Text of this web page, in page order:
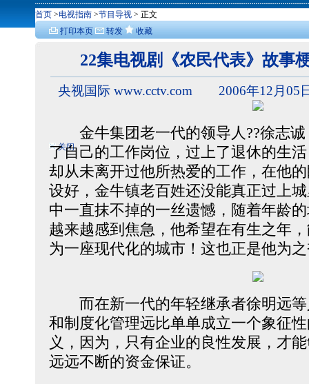
首页 >电视指南 >节目导视 > 正文
打印本页
转发 收藏
关闭
22集电视剧《农民代表》故事
央视国际 www.cctv.com 2006年12月05
金牛集团老一代的领导人??徐志诚
了自己的工作岗位，过上了退休的生
却从未离开过他所热爱的工作，在他
设好，金牛镇老百姓还没能真正过上
中一直抹不掉的一丝遗憾，随着年龄
越来越感到焦急，他希望在有生之年
为一座现代化的城市！这也正是他为
而在新一代的年轻继承者徐明远等
和制度化管理远比单单成立一个象征
义，因为，只有企业的良性发展，才
远远不断的资金保证。